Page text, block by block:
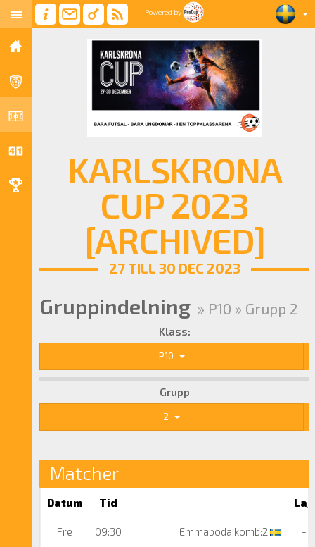
Powered by
KARLSKRONA
CUP 2023
[ARCHIVED]
27 TILL 30 DEC 2023
Gruppindelning » P10 » Grupp 2
Klass:
P10
Grupp
2
Matcher
Datum Tid Lag
Fre 09:30 Emmaboda komb:2 -